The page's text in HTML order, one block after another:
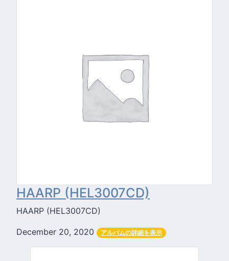
HAARP (HEL3007CD)
HAARP (HEL3007CD)
December 20, 2020 アルバムの詳細を表示